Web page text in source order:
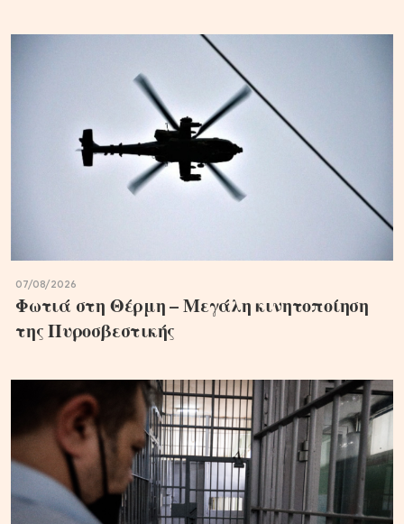
07/08/2026
Φωτιά στη Θέρμη – Μεγάλη κινητοποίηση
της Πυροσβεστικής